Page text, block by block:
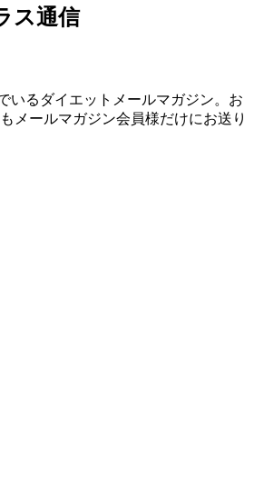
ス通信
いるダイエットメールマガジン。お
メールマガジン会員様だけにお送り